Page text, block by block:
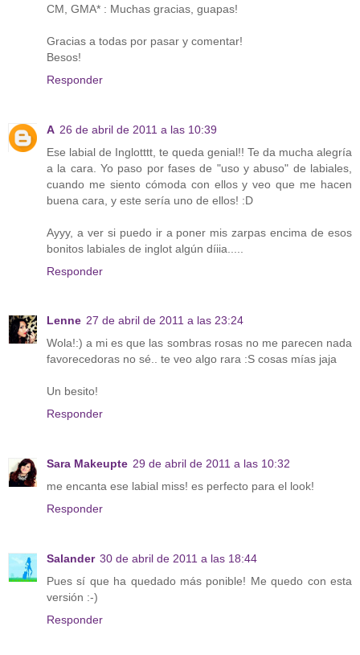
CM, GMA* : Muchas gracias, guapas!
Gracias a todas por pasar y comentar!
Besos!
Responder
A 26 de abril de 2011 a las 10:39
Ese labial de Inglotttt, te queda genial!! Te da mucha alegría
a la cara. Yo paso por fases de "uso y abuso" de labiales,
cuando me siento cómoda con ellos y veo que me hacen
buena cara, y este sería uno de ellos! :D
Ayyy, a ver si puedo ir a poner mis zarpas encima de esos
bonitos labiales de inglot algún díiia.....
Responder
Lenne 27 de abril de 2011 a las 23:24
Wola!:) a mi es que las sombras rosas no me parecen nada
favorecedoras no sé.. te veo algo rara :S cosas mías jaja
Un besito!
Responder
Sara Makeupte 29 de abril de 2011 a las 10:32
me encanta ese labial miss! es perfecto para el look!
Responder
Salander 30 de abril de 2011 a las 18:44
Pues sí que ha quedado más ponible! Me quedo con esta
versión :-)
Responder